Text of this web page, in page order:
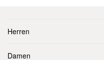
Herren
Damen